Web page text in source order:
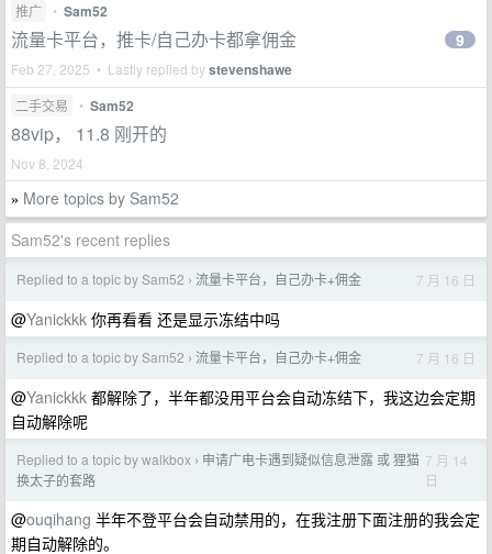
推广 • Sam52
流量卡平台，推卡/自己办卡都拿佣金
Feb 27, 2025 • Lastly replied bystevenshawe
9
二手交易 • Sam52
88vip， 11.8 刚开的
Nov 8, 2024
» More topics by Sam52
Sam52's recent replies
Replied to a topic by Sam52 › 流量卡平台，自己办卡+佣金 7 月 16 日
@Yanickkk 你再看看 还是显示冻结中吗
Replied to a topic by Sam52 › 流量卡平台，自己办卡+佣金 7 月 16 日
@Yanickkk 都解除了，半年都没用平台会自动冻结下，我这边会定期
自动解除呢
Replied to a topic by walkbox › 申请广电卡遇到疑似信息泄露 或 狸猫
换太子的套路
7 月 14
日
@ouqihang 半年不登平台会自动禁用的，在我注册下面注册的我会定
期自动解除的。